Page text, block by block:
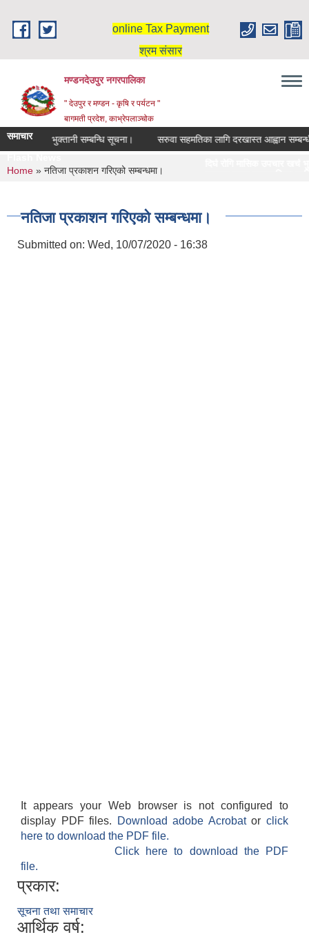
online Tax Payment
श्रम संसार
मण्डनदेउपुर नगरपालिका
" देउपुर र मण्डन - कृषि र पर्यटन "
बागमती प्रदेश, काभ्रेपलाञ्चोक
समाचार
उपचार खर्च भुक्तानी सम्बन्धि सूचना।
सरुवा सहमतिका लागि दरखास्त आह्वान
You are here
Home » नतिजा प्रकाशन गरिएको सम्बन्धमा।
नतिजा प्रकाशन गरिएको सम्बन्धमा।
Submitted on: Wed, 10/07/2020 - 16:38
It appears your Web browser is not configured to
display PDF files.
Download adobe Acrobatorclick
here to download the PDF file.
Click here to download the PDF
file.
प्रकार:
सूचना तथा समाचार
आर्थिक वर्ष: